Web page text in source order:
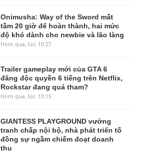
Onimusha: Way of the Sword mất
tầm 20 giờ để hoàn thành, hai mức
độ khó dành cho newbie và lão làng
Hôm qua, lúc 10:27
Trailer gameplay mới của GTA 6
đăng độc quyền 6 tiếng trên Netflix,
Rockstar đang quá tham?
Hôm qua, lúc 10:15
GIANTESS PLAYGROUND vướng
tranh chấp nội bộ, nhà phát triển tố
đồng sự ngầm chiếm đoạt doanh
thu